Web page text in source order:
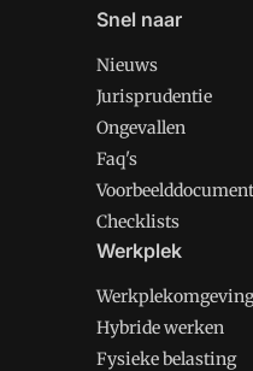
Snel naar
Nieuws
Jurisprudentie
Ongevallen
Faq's
Checklists
Werkplek
Werkplekomgeving
Hybride werken
Fysieke belasting